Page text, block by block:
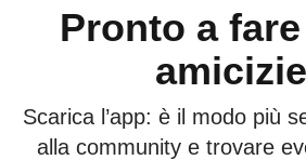
Pronto a
Scarica l’app: è il modo più
alla community e trovare